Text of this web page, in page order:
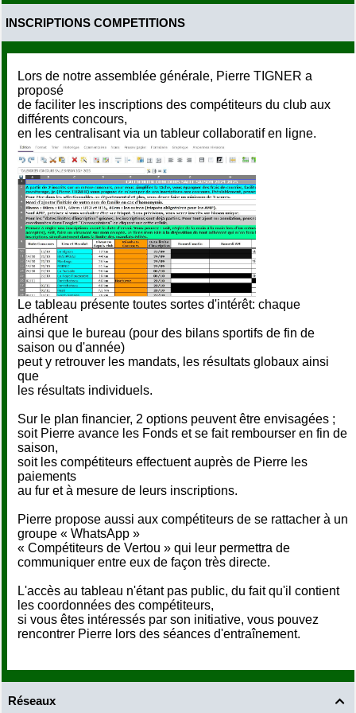
INSCRIPTIONS COMPETITIONS
Lors de notre assemblée générale, Pierre TIGNER a
proposé
de faciliter les inscriptions des compétiteurs du club aux
différents concours,
en les centralisant via un tableur collaboratif en ligne.
Le tableau présente toutes sortes d'intérêt: chaque
adhérent
ainsi que le bureau (pour des bilans sportifs de fin de
saison ou d'année)
peut y retrouver les mandats, les résultats globaux ainsi
que
les résultats individuels.
Sur le plan financier, 2 options peuvent être envisagées ;
soit Pierre avance les Fonds et se fait rembourser en fin de
saison,
soit les compétiteurs effectuent auprès de Pierre les
paiements
au fur et à mesure de leurs inscriptions.
Pierre propose aussi aux compétiteurs de se rattacher à un
groupe « WhatsApp »
« Compétiteurs de Vertou » qui leur permettra de
communiquer entre eux de façon très directe.
L'accès au tableau n'étant pas public, du fait qu'il contient
les coordonnées des compétiteurs,
si vous êtes intéressés par son initiative, vous pouvez
rencontrer Pierre lors des séances d'entraînement.

Réseaux